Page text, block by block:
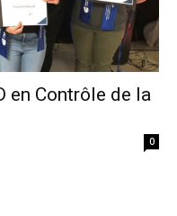
en Contrôle de la
0